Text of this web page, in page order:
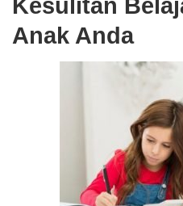
Kesulitan
Anak Anda